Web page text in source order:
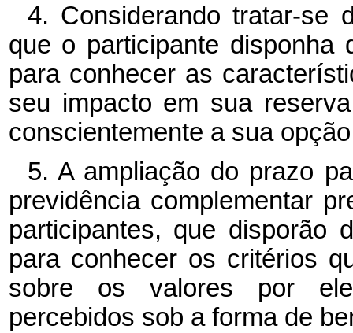
4. Considerando tratar-se
que o participante disponha
para conhecer as
seu impacto em sua
conscientemente a sua
5. A ampliação do prazo
previdência complementar
participantes, que disporão
para conhecer os critérios
sobre os valores por
percebidos sob a forma de